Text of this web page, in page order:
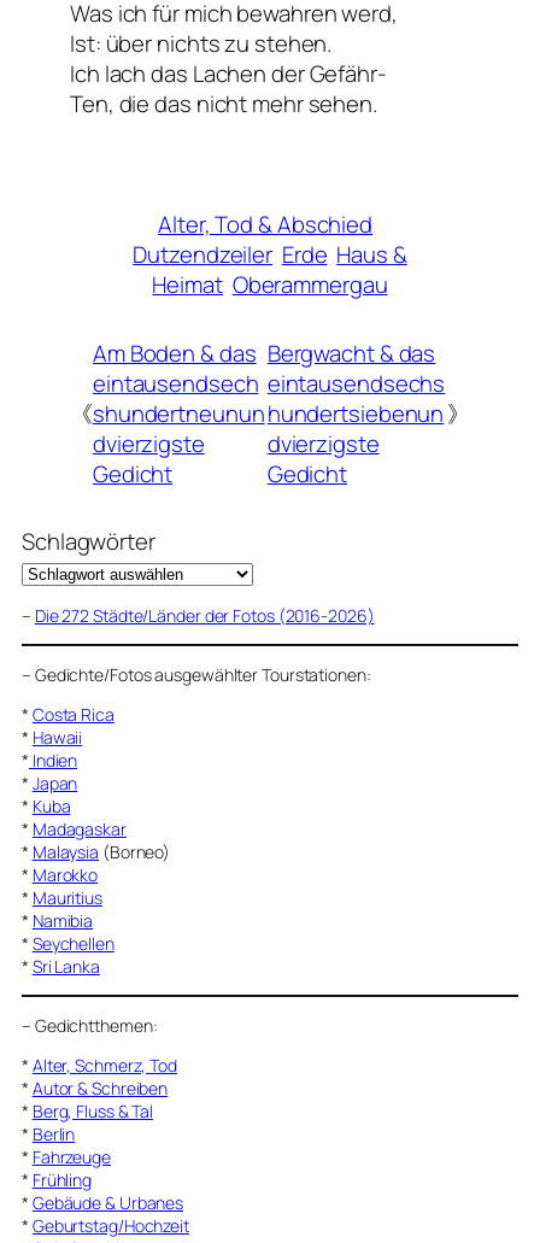
Was ich für mich bewahren werd,
Ist: über nichts zu stehen.
Ich lach das Lachen der Gefähr-
Ten, die das nicht mehr sehen.
Alter, Tod & Abschied
Dutzendzeiler Erde Haus &
Heimat Oberammergau
《
Am Boden & das
eintausendsech
shundertneunun
dvierzigste
Gedicht
Bergwacht & das
eintausendsechs
hundertsiebenun
dvierzigste
Gedicht
》
Schlagwörter
– Die 272 Städte/Länder der Fotos (2016-2026)
– Gedichte/Fotos ausgewählter Tourstationen:
* Costa Rica
* Hawaii
* Indien
* Japan
* Kuba
* Madagaskar
* Malaysia (Borneo)
* Marokko
* Mauritius
* Namibia
* Seychellen
* Sri Lanka
– Gedichtthemen:
* Alter, Schmerz, Tod
* Autor & Schreiben
* Berg, Fluss & Tal
* Berlin
* Fahrzeuge
* Frühling
* Gebäude & Urbanes
* Geburtstag/Hochzeit